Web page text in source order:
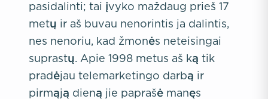
pasidalinti; tai įvyko maždaug prieš 17
metų ir aš buvau nenorintis ja dalintis,
nes nenoriu, kad žmonės neteisingai
suprastų. Apie 1998 metus aš ką tik
pradėjau telemarketingo darbą ir
pirmąją dieną jie paprašė manęs